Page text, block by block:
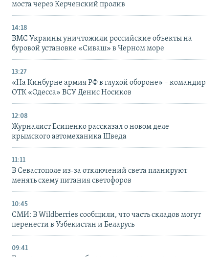
моста через Керченский пролив
14:18
ВМС Украины уничтожили российские объекты на
буровой установке «Сиваш» в Черном море
13:27
«На Кинбурне армия РФ в глухой обороне» – командир
ОТК «Одесса» ВСУ Денис Носиков
12:08
Журналист Есипенко рассказал о новом деле
крымского автомеханика Шведа
11:11
В Севастополе из-за отключений света планируют
менять схему питания светофоров
10:45
СМИ: В Wildberries сообщили, что часть складов могут
перенести в Узбекистан и Беларусь
09:41